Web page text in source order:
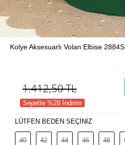
Kolye Aksesuarlı Volan Elbise
1.412,50TL
Sepette %28 İndirim
LÜTFEN BEDEN SEÇİNİZ
40 42 44 46 48